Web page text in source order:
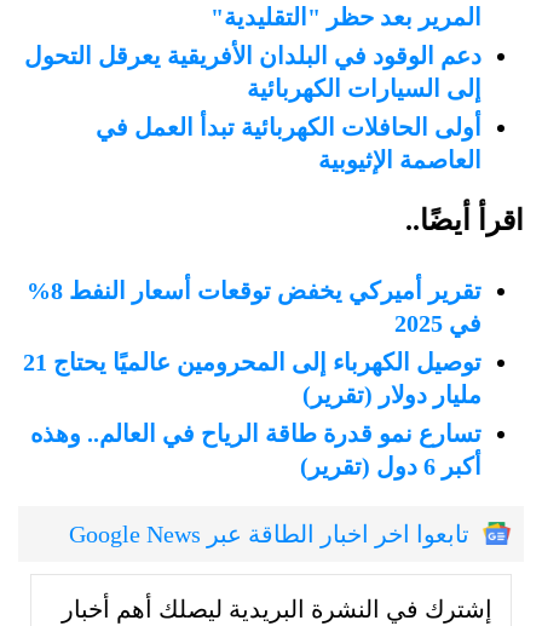
المرير بعد حظر "التقليدية"
دعم الوقود في البلدان الأفريقية يعرقل التحول
إلى السيارات الكهربائية
أولى الحافلات الكهربائية تبدأ العمل في
العاصمة الإثيوبية
اقرأ أيضًا..
تقرير أميركي يخفض توقعات أسعار النفط 8%
في 2025
توصيل الكهرباء إلى المحرومين عالميًا يحتاج 21
مليار دولار (تقرير)
تسارع نمو قدرة طاقة الرياح في العالم.. وهذه
أكبر 6 دول (تقرير)
تابعوا اخر اخبار الطاقة عبر Google News
إشترك في النشرة البريدية ليصلك أهم أخبار